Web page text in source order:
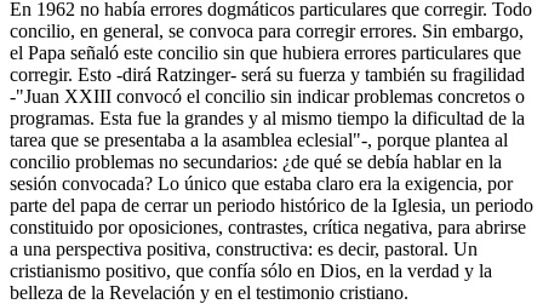
En 1962 no había errores dogmáticos particulares que corregir. Todo
concilio, en general, se convoca para corregir errores. Sin embargo,
el Papa señaló este concilio sin que hubiera errores particulares que
corregir. Esto -dirá Ratzinger- será su fuerza y también su fragilidad
-"Juan XXIII convocó el concilio sin indicar problemas concretos o
programas. Esta fue la grandes y al mismo tiempo la dificultad de la
tarea que se presentaba a la asamblea eclesial"-, porque plantea al
concilio problemas no secundarios: ¿de qué se debía hablar en la
sesión convocada? Lo único que estaba claro era la exigencia, por
parte del papa de cerrar un periodo histórico de la Iglesia, un periodo
constituido por oposiciones, contrastes, crítica negativa, para abrirse
a una perspectiva positiva, constructiva: es decir, pastoral. Un
cristianismo positivo, que confía sólo en Dios, en la verdad y la
belleza de la Revelación y en el testimonio cristiano.